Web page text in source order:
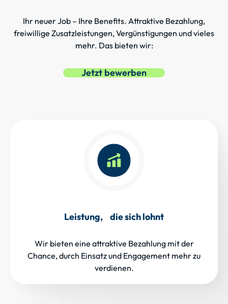
Ihr neuer Job – Ihre Benefits. Attraktive Bezahlung,
freiwillige Zusatzleistungen, Vergünstigungen und vieles
mehr. Das bieten wir:
Jetzt bewerben
Leistung, die sich lohnt
Wir bieten eine attraktive Bezahlung mit der
Chance, durch Einsatz und Engagement mehr zu
verdienen.